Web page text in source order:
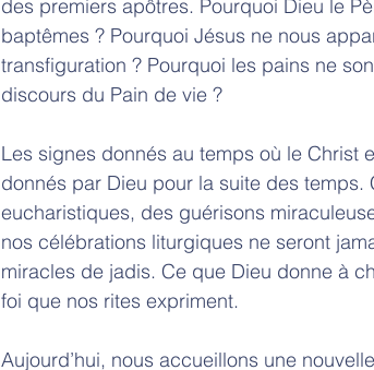
des premiers apôtres. Pourquoi Dieu le
baptêmes ? Pourquoi Jésus ne nous
transfiguration ? Pourquoi les pains ne
discours du Pain de vie ?
Les signes donnés au temps où le Christ
donnés par Dieu pour la suite des
eucharistiques, des guérisons
nos célébrations liturgiques ne seront
miracles de jadis. Ce que Dieu donne à
foi que nos rites expriment.
Aujourd’hui, nous accueillons une